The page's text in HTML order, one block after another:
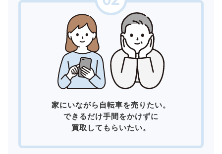
家にいながら自転車を売りたい。
できるだけ手間をかけずに
買取してもらいたい。